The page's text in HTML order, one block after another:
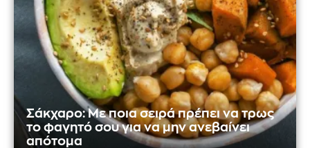
Σάκχαρο: Με ποια σειρά πρέπει να τρως
το φαγητό σου για να μην ανεβαίνει
απότομα